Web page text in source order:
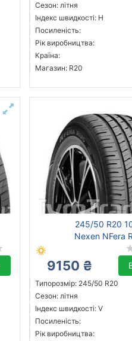
Сезон: літня
Індекс швидкості: H
Посиленість:
Рік виробництва:
Країна:
Магазин: R20
245/50 R20
Nexen NFera
9150 ₴
Типорозмір: 245/50 R20
Сезон: літня
Індекс швидкості: V
Посиленість:
Рік виробництва: